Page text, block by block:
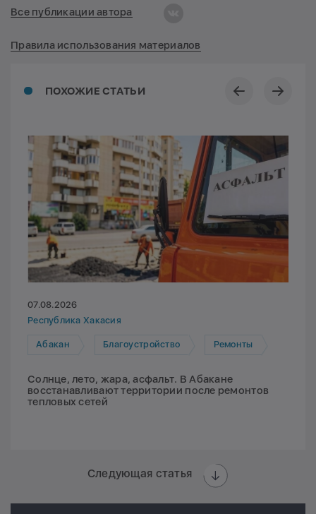
ПОХОЖИЕ СТАТЬИ
07.08.2026
Республика Хакасия
Абакан Благоустройство Ремонты
Солнце, лето, жара, асфальт. В Абакане
восстанавливают территории после ремонтов
тепловых сетей
Следующая статья
Все публикации автора
Правила использования материалов